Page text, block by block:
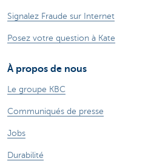
Signalez Fraude sur Internet
Posez votre question à Kate
À propos de nous
Le groupe KBC
Communiqués de presse
Jobs
Durabilité